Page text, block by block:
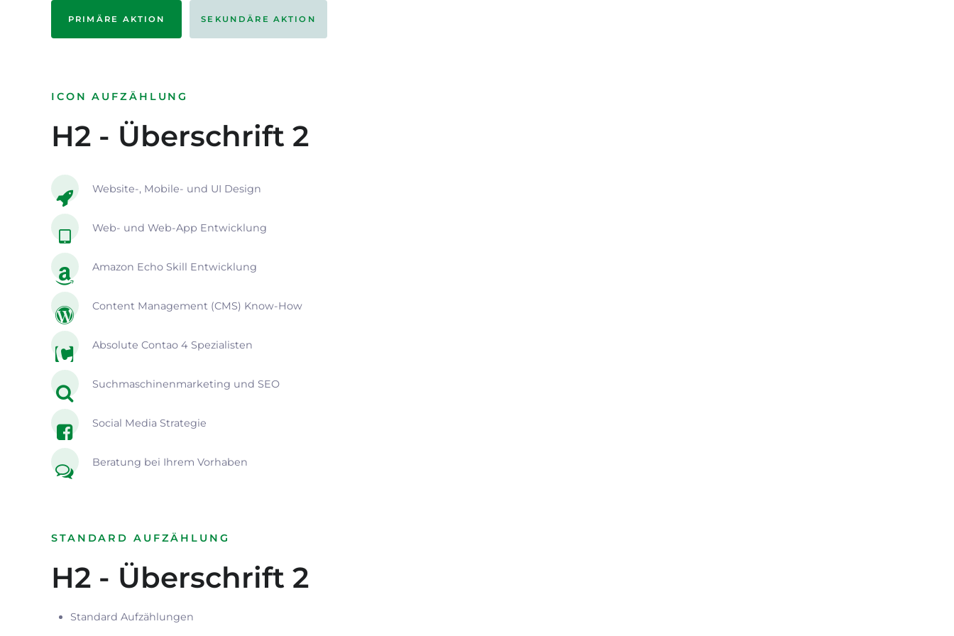
PRIMÄRE AKTION SEKUNDÄRE AKTION
ICON AUFZÄHLUNG
H2 - Überschrift 2
Website-, Mobile- und UI Design
Web- und Web-App Entwicklung
Amazon Echo Skill Entwicklung
Content Management (CMS) Know-How
Absolute Contao 4 Spezialisten
Suchmaschinenmarketing und SEO
Social Media Strategie
Beratung bei Ihrem Vorhaben
STANDARD AUFZÄHLUNG
H2 - Überschrift 2
Standard Aufzählungen